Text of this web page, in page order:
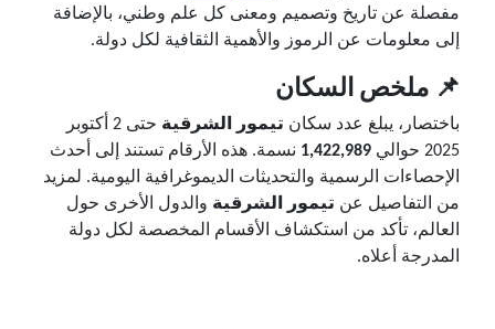
مفصلة عن تاريخ وتصميم ومعنى كل علم وطني، بالإضافة
إلى معلومات عن الرموز والأهمية الثقافية لكل دولة.
📌 ملخص السكان
باختصار، يبلغ عدد سكان تيمور الشرقية
حتى 2 أكتوبر
2025 حوالي
1,422,989 نسمة. هذه الأرقام تستند إلى أحدث
الإحصاءات الرسمية والتحديثات الديموغرافية اليومية. لمزيد
من التفاصيل عن تيمور الشرقية والدول الأخرى حول
العالم، تأكد من استكشاف الأقسام المخصصة لكل دولة
المدرجة أعلاه.